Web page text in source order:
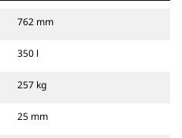
762 mm
350 l
257 kg
25 mm